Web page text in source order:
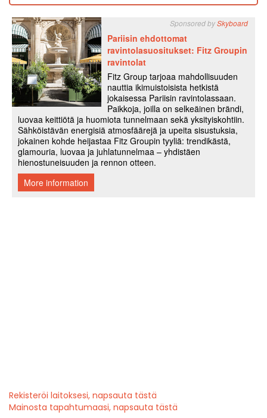
Rekisteröi laitoksesi, napsauta tästä
Mainosta tapahtumaasi, napsauta tästä